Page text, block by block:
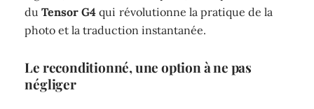
duTensor G4 qui révolutionne la pratique de la
photo et la traduction instantanée.
Le reconditionné, une option à ne pas
négliger